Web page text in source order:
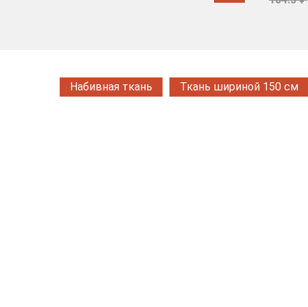
Набивная ткань Ткань шириной 150 см